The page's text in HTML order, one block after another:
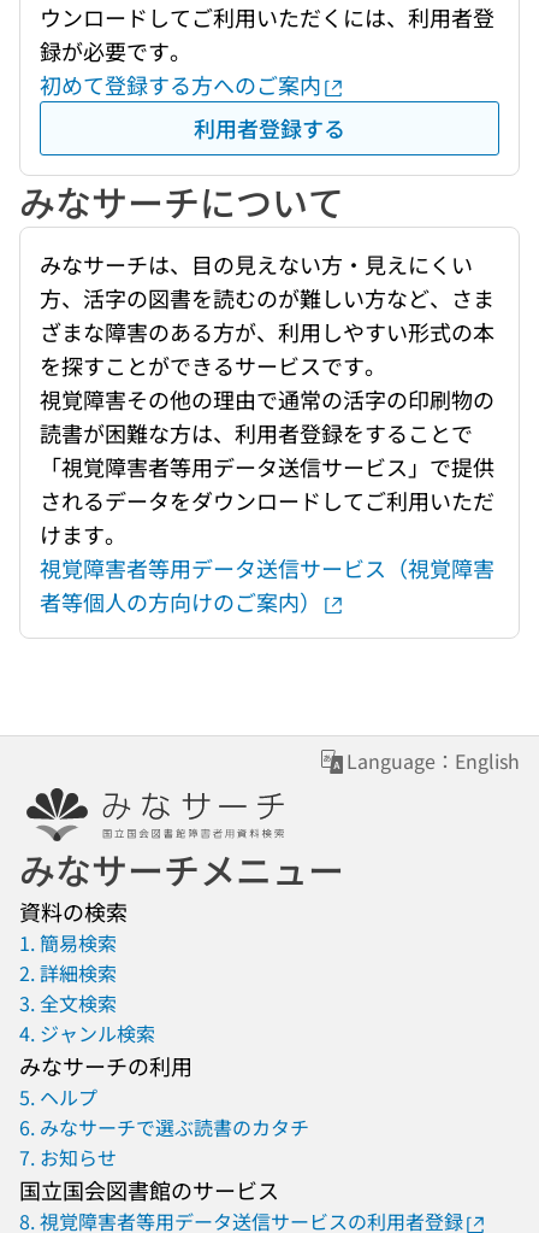
ウンロードしてご利用いただくには、利用者登
録が必要です。
初めて登録する方へのご案内
利用者登録する
みなサーチについて
みなサーチは、目の見えない方・見えにくい
方、活字の図書を読むのが難しい方など、さま
ざまな障害のある方が、利用しやすい形式の本
を探すことができるサービスです。
視覚障害その他の理由で通常の活字の印刷物の
読書が困難な方は、利用者登録をすることで
「視覚障害者等用データ送信サービス」で提供
されるデータをダウンロードしてご利用いただ
けます。
視覚障害者等用データ送信サービス（視覚障害
者等個人の方向けのご案内）
Language：English
みなサーチメニュー
資料の検索
1. 簡易検索
2. 詳細検索
3. 全文検索
4. ジャンル検索
みなサーチの利用
5. ヘルプ
6. みなサーチで選ぶ読書のカタチ
7. お知らせ
国立国会図書館のサービス
8. 視覚障害者等用データ送信サービスの利用者登録